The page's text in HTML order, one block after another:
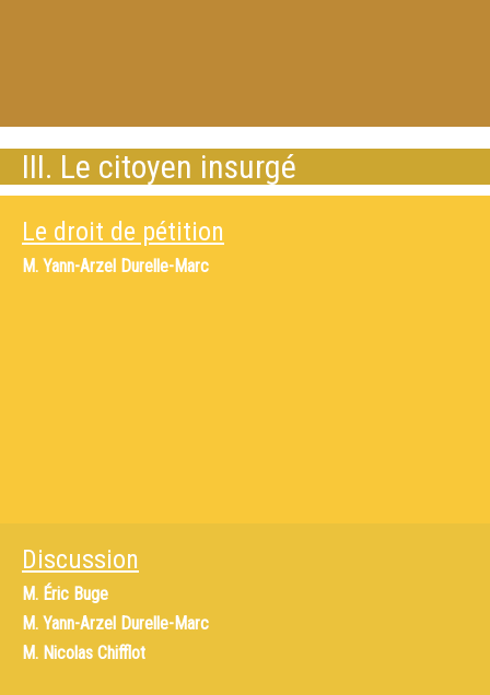
III. Le citoyen insurgé
Le droit de pétition
M. Yann-Arzel Durelle-Marc
Discussion
M. Éric Buge
M. Yann-Arzel Durelle-Marc
M. Nicolas Chifflot